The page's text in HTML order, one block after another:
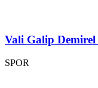
Vali Galip
SPOR